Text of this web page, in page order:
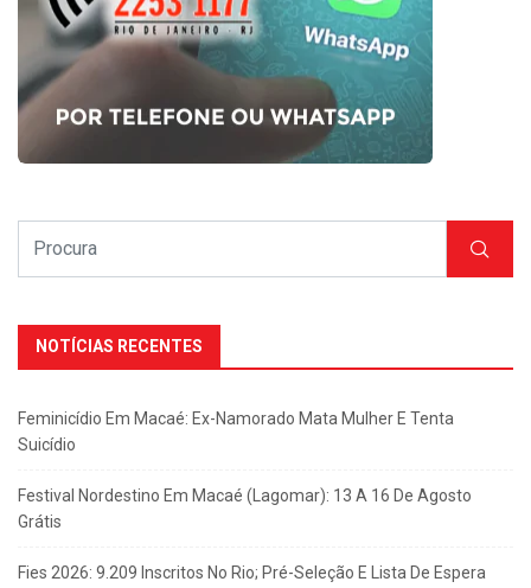
NOTÍCIAS RECENTES
Feminicídio Em Macaé: Ex-Namorado Mata Mulher E Tenta
Suicídio
Festival Nordestino Em Macaé (Lagomar): 13 A 16 De Agosto
Grátis
Fies 2026: 9.209 Inscritos No Rio; Pré-Seleção E Lista De Espera